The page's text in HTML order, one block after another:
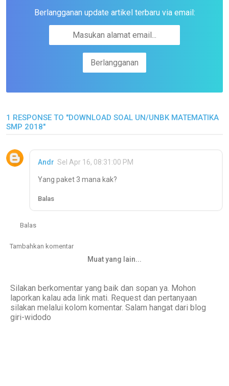
Berlangganan update artikel terbaru via email:
1 RESPONSE TO "DOWNLOAD SOAL UN/UNBK MATEMATIKA
SMP 2018"
Andr Sel Apr 16, 08:31:00 PM
Yang paket 3 mana kak?
Balas
Balas
Tambahkan komentar
Muat yang lain...
Silakan berkomentar yang baik dan sopan ya. Mohon
laporkan kalau ada link mati. Request dan pertanyaan
silakan melalui kolom komentar. Salam hangat dari blog
giri-widodo